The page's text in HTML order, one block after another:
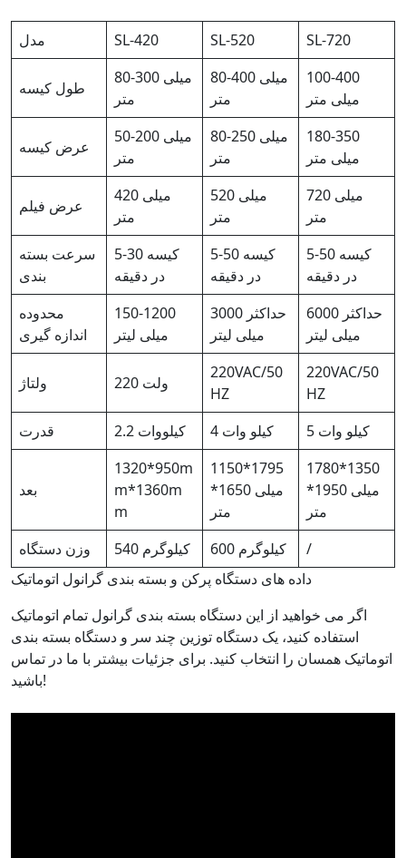
مدل SL-420 SL-520 SL-720
طول کیسه
80-300 میلی
متر
80-400 میلی
متر
100-400
میلی متر
عرض کیسه
50-200 میلی
متر
80-250 میلی
متر
180-350
میلی متر
عرض فیلم
420 میلی
متر
520 میلی
متر
720 میلی
متر
سرعت بسته
بندی
5-30 کیسه
در دقیقه
5-50 کیسه
در دقیقه
5-50 کیسه
در دقیقه
محدوده
اندازه گیری
150-1200
میلی لیتر
حداکثر 3000
میلی لیتر
حداکثر 6000
میلی لیتر
ولتاژ 220 ولت
220VAC/50
HZ
220VAC/50
HZ
قدرت
2.2 کیلووات 4 کیلو وات 5 کیلو وات
بعد
1320*950m
m*1360m
m
1150*1795
*1650 میلی
متر
1780*1350
*1950 میلی
متر
وزن دستگاه
540 کیلوگرم 600 کیلوگرم
/
داده های دستگاه پرکن و بسته بندی گرانول اتوماتیک
اگر می خواهید از این دستگاه بسته بندی گرانول تمام اتوماتیک
استفاده کنید، یک دستگاه توزین چند سر و دستگاه بسته بندی
اتوماتیک همسان را انتخاب کنید. برای جزئیات بیشتر با ما در تماس
باشید!